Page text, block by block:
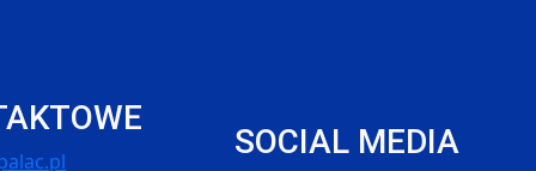
SOCIAL MEDIA